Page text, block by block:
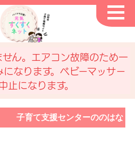
ん。エアコン故障のため一
なります。ベビーマッサー
止になります。
子育て支援センターののはな